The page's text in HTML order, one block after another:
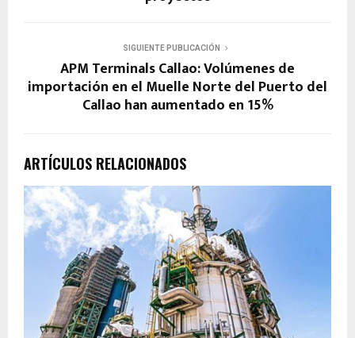
SIGUIENTE PUBLICACIÓN
APM Terminals Callao: Volúmenes de
importación en el Muelle Norte del Puerto del
Callao han aumentado en 15%
ARTÍCULOS RELACIONADOS